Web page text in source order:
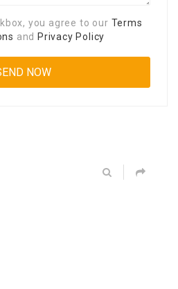
you agree to our Terms
and Privacy Policy